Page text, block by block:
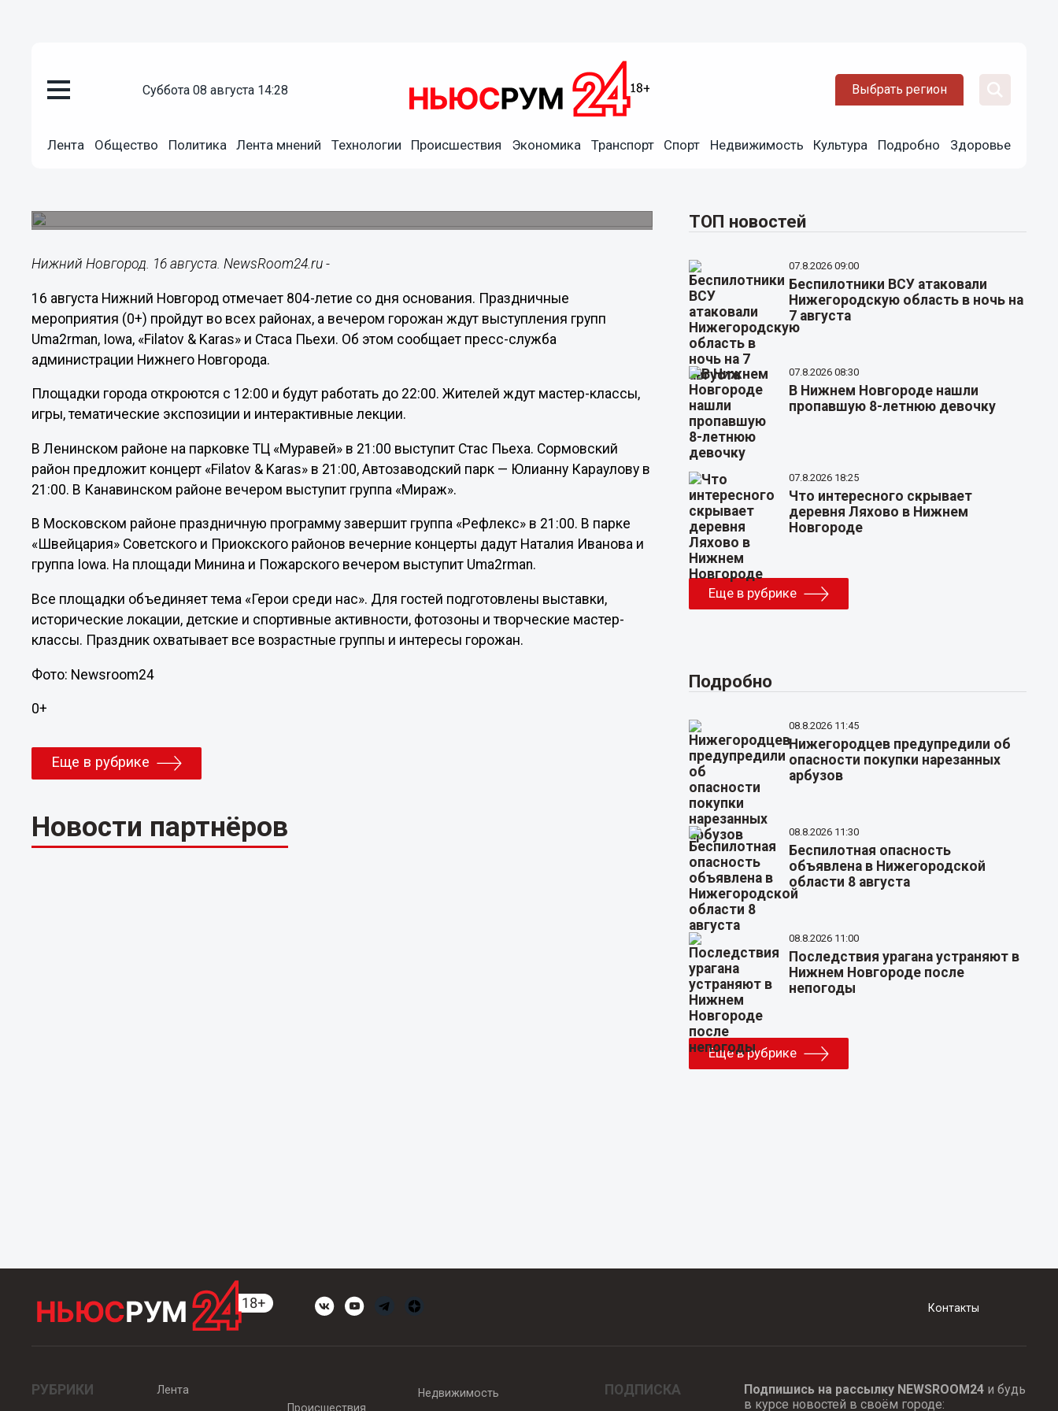
суббота 08 августа 14:28 Выбрать регион
Лента Общество Политика Лента мнений Технологии Происшествия Экономика Транспорт Спорт Недвижимость Культура Подробно Здоровье
Uma2rman, Iowa и Стас Пьеха сыграют для нижегородцев в
Нижний Новгород. 16 августа. NewsRoom24.ru -
16 августа Нижний Новгород отмечает 804-летие со дня основания. Праздничные
мероприятия (0+) пройдут во всех районах, а вечером горожан ждут выступления групп
Uma2rman, Iowa, «Filatov & Karas» и Стаса Пьехи. Об этом сообщает пресс-служба
администрации Нижнего Новгорода.
Площадки города откроются с 12:00 и будут работать до 22:00. Жителей ждут мастер-классы,
игры, тематические экспозиции и интерактивные лекции.
В Ленинском районе на парковке ТЦ «Муравей» в 21:00 выступит Стас Пьеха. Сормовский
район предложит концерт «Filatov & Karas» в 21:00, Автозаводский парк — Юлианну Караулову в
21:00. В Канавинском районе вечером выступит группа «Мираж».
В Московском районе праздничную программу завершит группа «Рефлекс» в 21:00. В парке
«Швейцария» Советского и Приокского районов вечерние концерты дадут Наталия Иванова и
группа Iowa. На площади Минина и Пожарского вечером выступит Uma2rman.
Все площадки объединяет тема «Герои среди нас». Для гостей подготовлены выставки,
исторические локации, детские и спортивные активности, фотозоны и творческие мастер-
классы. Праздник охватывает все возрастные группы и интересы горожан.
Фото: Newsroom24
0+
Еще в рубрике
Новости партнёров
ТОП новостей
07.8.2026 09:00
Беспилотники ВСУ атаковали
Нижегородскую область в ночь на
7 августа
07.8.2026 08:30
В Нижнем Новгороде нашли
пропавшую 8-летнюю девочку
07.8.2026 18:25
Что интересного скрывает
деревня Ляхово в Нижнем
Новгороде
Еще в рубрике
Подробно
08.8.2026 11:45
Нижегородцев предупредили об
опасности покупки нарезанных
арбузов
08.8.2026 11:30
Беспилотная опасность
объявлена в Нижегородской
области 8 августа
08.8.2026 11:00
Последствия урагана устраняют в
Нижнем Новгороде после
непогоды
Еще в рубрике
Контакты
РУБРИКИ
Лента
Происшествия
Недвижимость ПОДПИСКА Подпишись на рассылку NEWSROOM24и будь
в курсе новостей в своём городе: